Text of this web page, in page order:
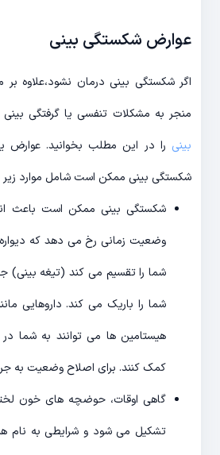
عوارض شکستگی بینی
اگر شکستگی بینی درمان نشود،علاوه بر
منجر به مشکلات تنفسی یا گرفتگی
بینی را در این مطلب بخوانید. عوارض
شکستگی بینی ممکن است شامل موارد زیر
شکستگی بینی ممکن است باعث
وضعیت زمانی رخ می دهد که
شما را تقسیم می کند (تیغه بینی)
شما را باریک می کند. داروهایی
هیستامین ها می توانند به شما
کمک کنند. برای اصلاح وضعیت به
گاهی اوقات، حوضچه های خون
تشکیل می شود و شرایطی به نام